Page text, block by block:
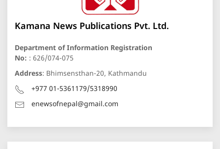
Kamana News Publications Pvt. Ltd.
Department of Information Registration
No: : 626/074-075
Address: Bhimsensthan-20, Kathmandu
+977 01-5361179/5318990
enewsofnepal@gmail.com